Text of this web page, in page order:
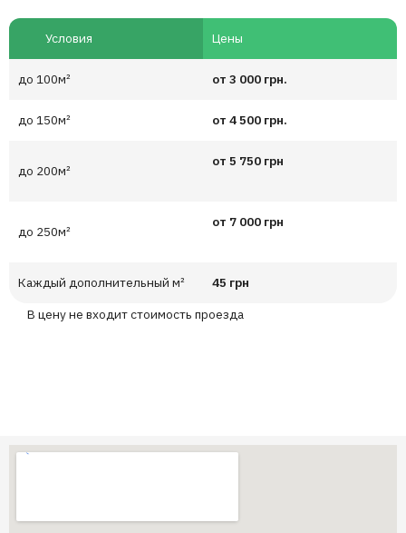
Условия Цены
до 100м² от 3 000 грн.
до 150м² от 4 500 грн.
до 200м²
от 5 750 грн
до 250м²
от 7 000 грн
Каждый дополнительный м²
45 грн
В цену не входит стоимость проезда